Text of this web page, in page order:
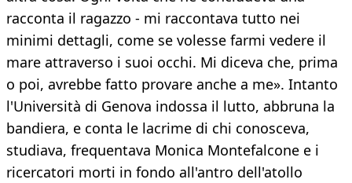
racconta il ragazzo - mi raccontava tutto nei
minimi dettagli, come se volesse farmi vedere il
mare attraverso i suoi occhi. Mi diceva che, prima
o poi, avrebbe fatto provare anche a me». Intanto
l'Università di Genova indossa il lutto, abbruna la
bandiera, e conta le lacrime di chi conosceva,
studiava, frequentava Monica Montefalcone e i
ricercatori morti in fondo all'antro dell'atollo